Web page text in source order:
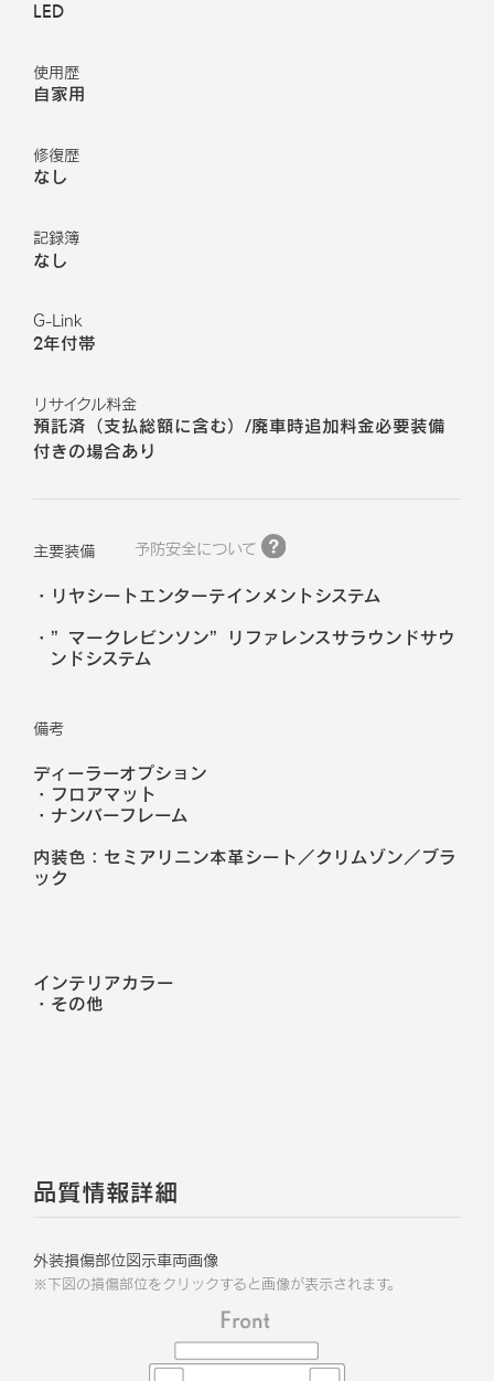
LED
使用歴
自家用
修復歴
なし
記録簿
なし
G-Link
2年付帯
リサイクル料金
預託済（支払総額に含む）/廃車時追加料金必要装備
付きの場合あり
主要装備 予防安全について
リヤシートエンターテインメントシステム
”マークレビンソン”リファレンスサラウンドサウ
ンドシステム
備考
ディーラーオプション
・フロアマット
・ナンバーフレーム
内装色：セミアリニン本革シート／クリムゾン／ブラ
ック
インテリアカラー
・ その他
品質情報詳細
外装損傷部位図示車両画像
※下図の損傷部位をクリックすると画像が表示されます。